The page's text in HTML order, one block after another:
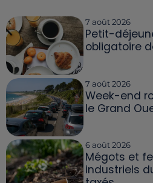
7 août 2026
Petit-
obligatoire
7 août 2026
Week-end
le Grand
6 août 2026
Mégots et
industriels